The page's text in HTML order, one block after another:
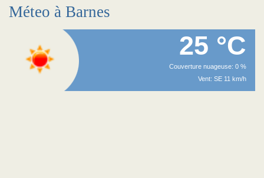
Méteo à Barnes
25 °C
Couverture nuageuse: 0 %
Vent: SE 11 km/h